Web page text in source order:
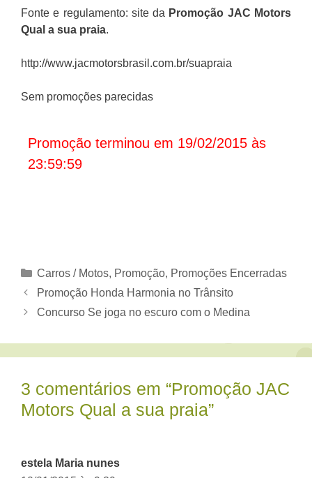
Fonte e regulamento: site da Promoção JAC Motors
Qual a sua praia.
http://www.jacmotorsbrasil.com.br/suapraia
Sem promoções parecidas
Promoção terminou em 19/02/2015 às
23:59:59
Categorias
Carros / Motos, Promoção, Promoções Encerradas
Promoção Honda Harmonia no Trânsito
Concurso Se joga no escuro com o Medina
3 comentários em “Promoção JAC
Motors Qual a sua praia”
estela Maria nunes